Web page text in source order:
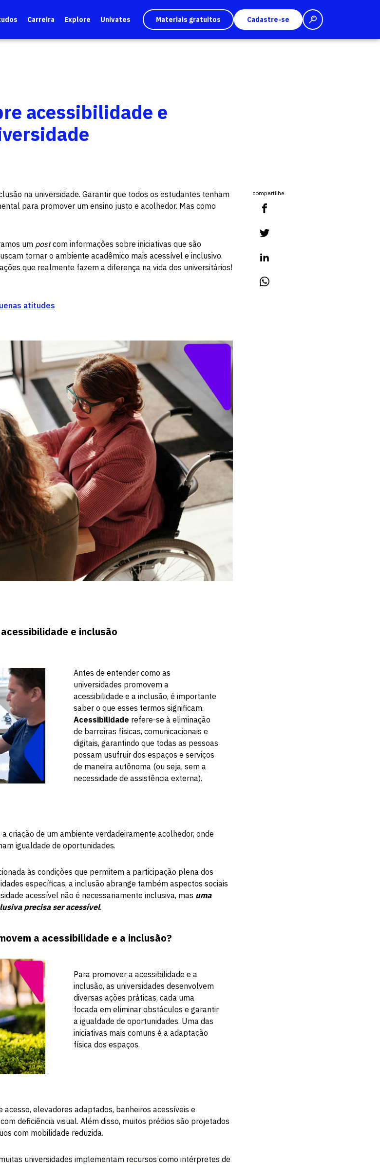
Carreira Explore Univates Materiais gratuitos Cadastre-se
acessibilidade e
na universidade. Garantir que todos os estudantes tenham
para promover um ensino justo e acolhedor. Mas como
um postcom informações sobre iniciativas que são
tornar o ambiente acadêmico mais acessível e inclusivo.
que realmente fazem a diferença na vida dos universitários!
atitudes
e inclusão
Antes de entender como as
universidades promovem a
acessibilidade e a inclusão, é importante
saber o que esses termos significam.
Acessibilidade refere-se à eliminação
de barreiras físicas, comunicacionais e
digitais, garantindo que todas as pessoas
possam usufruir dos espaços e serviços
de maneira autônoma (ou seja, sem a
necessidade de assistência externa).
criação de um ambiente verdadeiramente acolhedor, onde
igualdade de oportunidades.
às condições que permitem a participação plena dos
específicas, a inclusão abrange também aspectos sociais
acessível não é necessariamente inclusiva, mas uma
precisa ser acessível.
a acessibilidade e a inclusão?
Para promover a acessibilidade e a
inclusão, as universidades desenvolvem
diversas ações práticas, cada uma
focada em eliminar obstáculos e garantir
a igualdade de oportunidades. Uma das
iniciativas mais comuns é a adaptação
física dos espaços.
elevadores adaptados, banheiros acessíveis e
deficiência visual. Além disso, muitos prédios são projetados
com mobilidade reduzida.
universidades implementam recursos como intérpretes de
compartilhe